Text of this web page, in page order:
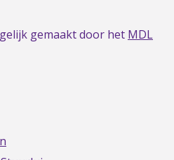
gemaakt door het MDL